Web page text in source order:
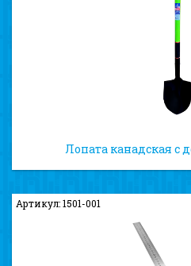
Лопата канадская с
Артикул: 1501-001